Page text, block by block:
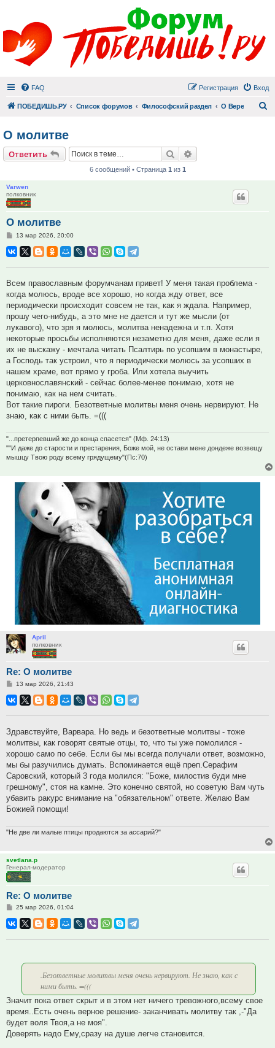
FAQ Вход
Регистрация
ПОБЕДИШЬ.РУ Список форумов Философский раздел О Вере
О молитве
Ответить Поиск
6 сообщений • Страница 1 из 1
Varwen
полковник
О молитве
Сообщение
13 мар 2026, 20:00
Всем православным форумчанам привет! У меня такая проблема -
когда молюсь, вроде все хорошо, но когда жду ответ, все
периодически происходит совсем не так, как я ждала. Например,
прошу чего-нибудь, а это мне не дается и тут же мысли (от
лукавого), что зря я молюсь, молитва ненадежна и т.п. Хотя
некоторые просьбы исполняются незаметно для меня, даже если я
их не выскажу - мечтала читать Псалтирь по усопшим в монастыре,
а Господь так устроил, что я периодически молюсь за усопших в
нашем храме, вот прямо у гроба. Или хотела выучить
церковнославянский - сейчас более-менее понимаю, хотя не
понимаю, как на нем считать.
Вот такие пироги. Безответные молитвы меня очень нервируют. Не
знаю, как с ними быть. =(((
"...претерпевший же до конца спасется" (Мф. 24:13)
""И даже до старости и престарения, Боже мой, не остави мене дондеже возвещу
мышцу Твою роду всему грядущему"(Пс:70)
April
полковник
Re: О молитве
Сообщение
13 мар 2026, 21:43
Здравствуйте, Варвара. Но ведь и безответные молитвы - тоже
молитвы, как говорят святые отцы, то, что ты уже помолился -
хорошо само по себе. Если бы мы всегда получали ответ, возможно,
мы бы разучились думать. Вспоминается ещё преп.Серафим
Саровский, который 3 года молился: "Боже, милостив буди мне
грешному", стоя на камне. Это конечно святой, но советую Вам чуть
убавить ракурс внимание на "обязательном" ответе. Желаю Вам
Божией помощи!
"Не две ли малые птицы продаются за ассарий?"
svetlana.p
Генерал-модератор
Re: О молитве
Сообщение
25 мар 2026, 01:04
.Безответные молитвы меня очень нервируют. Не знаю, как с
ними быть. =(((
Значит пока ответ скрыт и в этом нет ничего тревожного,всему свое
время..Есть очень верное решение- заканчивать молитву так ,-"Да
будет воля Твоя,а не моя".
Доверять надо Ему,сразу на душе легче становится.